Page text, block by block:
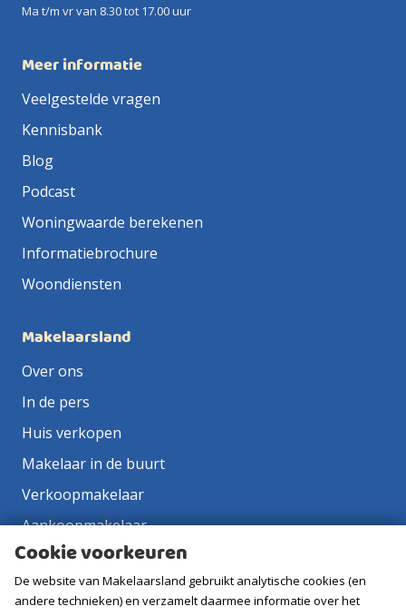
Ma t/m vr van 8.30 tot 17.00 uur
Meer informatie
Veelgestelde vragen
Kennisbank
Blog
Podcast
Woningwaarde berekenen
Informatiebrochure
Woondiensten
Makelaarsland
Over ons
In de pers
Huis verkopen
Makelaar in de buurt
Verkoopmakelaar
Aankoopmakelaar
Contact
Vacatures
Cookie voorkeuren
De website van Makelaarsland gebruikt analytische cookies (en
andere technieken) en verzamelt daarmee informatie over het